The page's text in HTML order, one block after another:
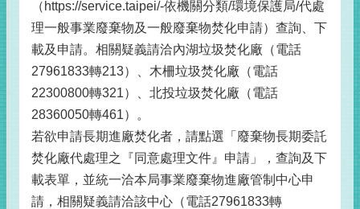
（https://service.taipei/-依機關分類/環境保護局/代處
理一般事業廢棄物及一般廢棄物焚化申請）查詢、下
載及申請。相關疑義請洽內湖垃圾焚化廠（電話
27961833轉213）、木柵垃圾焚化廠（電話
22300800轉321）、北投垃圾焚化廠（電話
28360050轉461）。
若欲申請長期進廠焚化者，請點選「廢棄物長期委託
焚化廠代處理之『同意處理文件』申請」，查詢及下
載表單，並統一洽本局事業廢棄物進廠管制中心申
請，相關疑義請洽該中心（電話27961833轉